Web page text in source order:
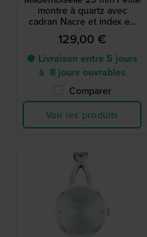
montre à quartz avec
cadran Nacre et index en
cristal
129,00 €
● Livraison entre 5 jours
à 8 jours ouvrables
Comparer
Voir les produits